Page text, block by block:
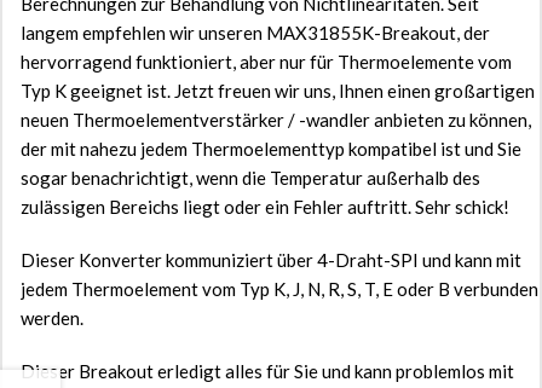
langem empfehlen wir unseren MAX31855K-Breakout, der
hervorragend funktioniert, aber nur für Thermoelemente vom
Typ K geeignet ist. Jetzt freuen wir uns, Ihnen einen großartigen
neuen Thermoelementverstärker / -wandler anbieten zu können,
der mit nahezu jedem Thermoelementtyp kompatibel ist und Sie
sogar benachrichtigt, wenn die Temperatur außerhalb des
zulässigen Bereichs liegt oder ein Fehler auftritt. Sehr schick!
Dieser Konverter kommuniziert über 4-Draht-SPI und kann mit
jedem Thermoelement vom Typ K, J, N, R, S, T, E oder B verbunden
werden.
Dieser Breakout erledigt alles für Sie und kann problemlos mit